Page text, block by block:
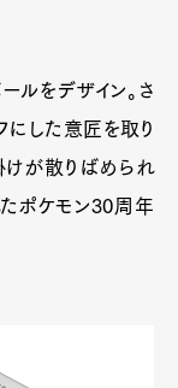
ルをデザイン。さ
にした意匠を取り
けが散りばめられ
たポケモン30周年